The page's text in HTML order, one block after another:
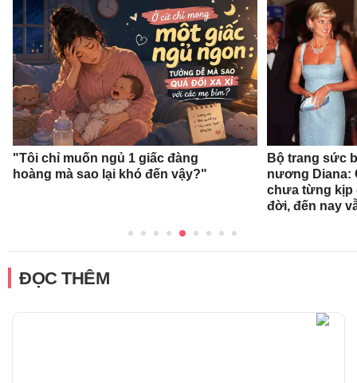
"Tôi chỉ muốn ngủ 1 giấc đàng
hoàng mà sao lại khó đến vậy?"
Bộ trang sức
nương Diana:
chưa từng kịp
đời, đến nay
ĐỌC THÊM